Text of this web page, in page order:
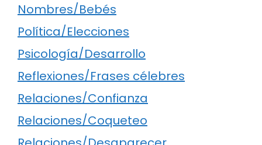
Nombres/Bebés
Política/Elecciones
Psicología/Desarrollo
Reflexiones/Frases célebres
Relaciones/Confianza
Relaciones/Coqueteo